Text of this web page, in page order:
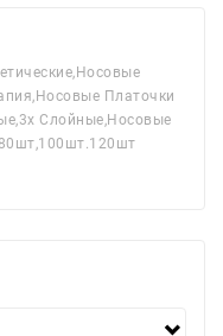
Платочки
Слойные,носовые